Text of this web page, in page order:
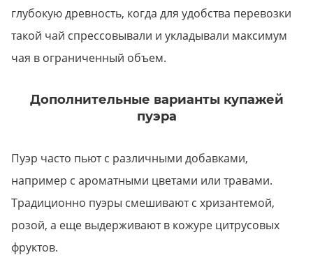
глубокую древность, когда для удобства перевозки
такой чай спрессовывали и укладывали максимум
чая в ограниченный объем.
Дополнительные варианты купажей
пуэра
Пуэр часто пьют с различными добавками,
например с ароматными цветами или травами.
Традиционно пуэры смешивают с хризантемой,
розой, а еще выдерживают в кожуре цитрусовых
фруктов.